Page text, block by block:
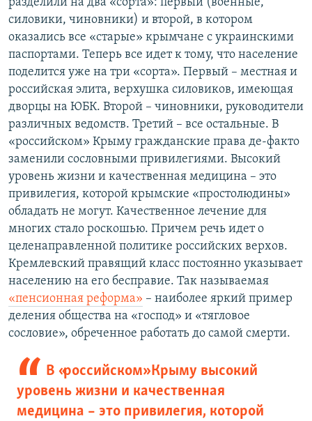
разделили на два «сорта»: первый (военные,
силовики, чиновники) и второй, в котором
оказались все «старые» крымчане с украинскими
паспортами. Теперь все идет к тому, что население
поделится уже на три «сорта». Первый – местная и
российская элита, верхушка силовиков, имеющая
дворцы на ЮБК. Второй – чиновники, руководители
различных ведомств. Третий – все остальные. В
«российском» Крыму гражданские права де-факто
заменили сословными привилегиями. Высокий
уровень жизни и качественная медицина – это
привилегия, которой крымские «простолюдины»
обладать не могут. Качественное лечение для
многих стало роскошью. Причем речь идет о
целенаправленной политике российских верхов.
Кремлевский правящий класс постоянно указывает
населению на его бесправие. Так называемая
«пенсионная реформа» – наиболее яркий пример
деления общества на «господ» и «тягловое
сословие», обреченное работать до самой смерти.
В «российском» Крыму высокий
уровень жизни и качественная
медицина – это привилегия, которой